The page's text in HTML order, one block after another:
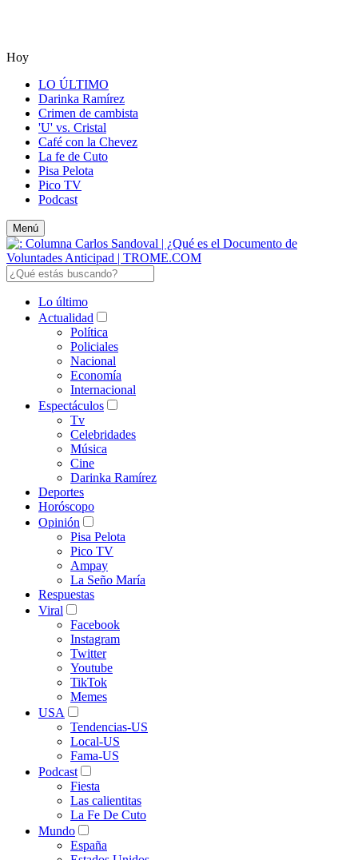
Hoy
LO ÚLTIMO
Darinka Ramírez
Crimen de cambista
'U' vs. Cristal
Café con la Chevez
La fe de Cuto
Pisa Pelota
Pico TV
Podcast
Menú
Lo último
Actualidad
Política
Policiales
Nacional
Economía
Internacional
Espectáculos
Tv
Celebridades
Música
Cine
Darinka Ramírez
Deportes
Horóscopo
Opinión
Pisa Pelota
Pico TV
Ampay
La Seño María
Respuestas
Viral
Facebook
Instagram
Twitter
Youtube
TikTok
Memes
USA
Tendencias-US
Local-US
Fama-US
Podcast
Fiesta
Las calientitas
La Fe De Cuto
Mundo
España